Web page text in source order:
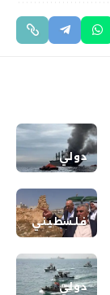
دولي
فلسطيني
دولي